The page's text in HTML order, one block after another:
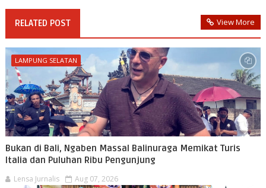
RELATED POST View More
LAMPUNG SELATAN
Bukan di Bali, Ngaben Massal Balinuraga Memikat Turis
Italia dan Puluhan Ribu Pengunjung
Lensa Jurnalis Aug 07, 2026